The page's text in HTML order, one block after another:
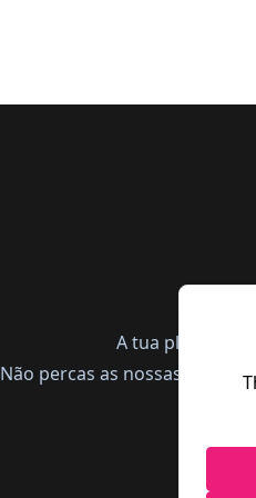
A tua
Não percas as nossas